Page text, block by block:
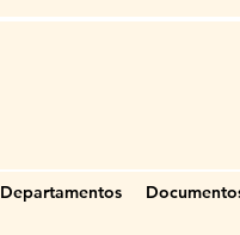
Departamentos